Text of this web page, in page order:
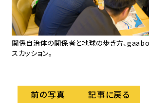
関係自治体の関係者と地球の歩き方、
スカッション。
前の写真 記事に戻る